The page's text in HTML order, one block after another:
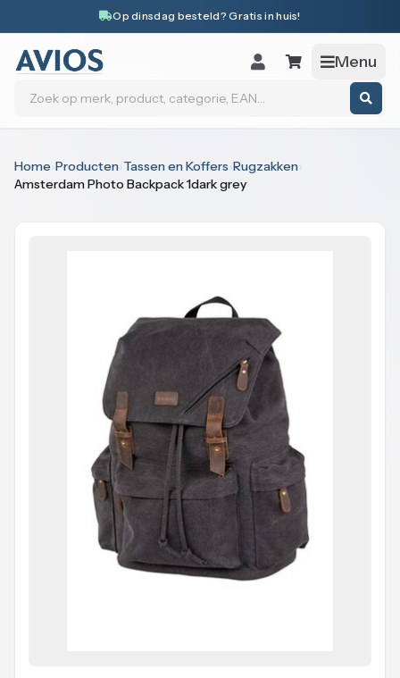
Op dinsdag besteld? Gratis in huis!
Menu
Zoeken
Home›Producten›Tassen en Koffers›Rugzakken›
Amsterdam Photo Backpack 1dark grey